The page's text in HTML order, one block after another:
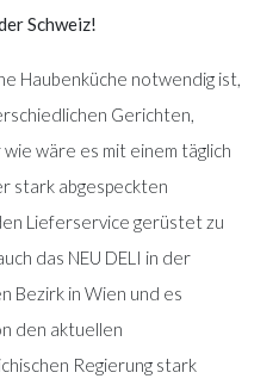
Schweiz!
Haubenküche notwendig ist,
Gerichten,
wäre es mit einem täglich
stark abgespeckten
Lieferservice gerüstet zu
das NEU DELI in der
Bezirk in Wien und es
den aktuellen
Regierung stark